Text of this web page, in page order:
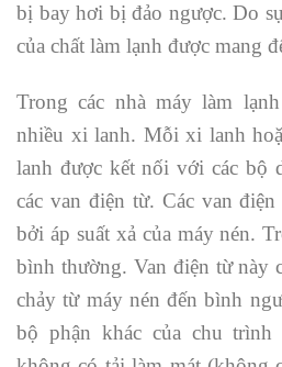
bị bay hơi bị đảo ngược. Do
của chất làm lạnh được mang
Trong các nhà máy làm
nhiều xi lanh. Mỗi xi lanh
lanh được kết nối với các bộ
các van điện từ. Các van
bởi áp suất xả của máy nén.
bình thường. Van điện từ này
chảy từ máy nén đến bình
bộ phận khác của chu